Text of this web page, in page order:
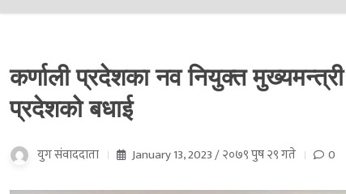
कर्णाली प्रदेशका नव नियुक्त
प्रदेशको बधाई
युग संवाददाता January 13, 2023 / २०७९ पुष २९ गते 0